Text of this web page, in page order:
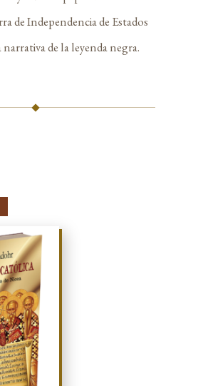
de Independencia de Estados
de la leyenda negra.